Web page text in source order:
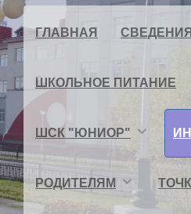
ГЛАВНАЯ
ШКОЛЬНОЕ ПИТАНИЕ
ШСК "ЮНИОР"
РОДИТЕЛЯМ